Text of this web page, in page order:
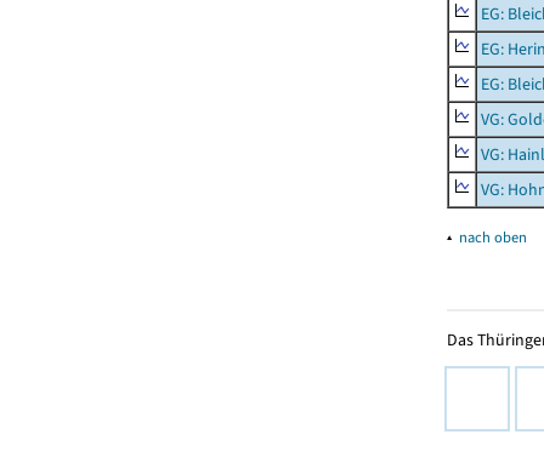
EG:
EG:
EG:
VG:
VG:
VG:
▴ nach oben
Das